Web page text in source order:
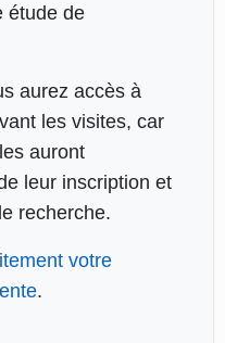
étude de
aurez accès à
les visites, car
auront
leur inscription et
recherche.
votre
.